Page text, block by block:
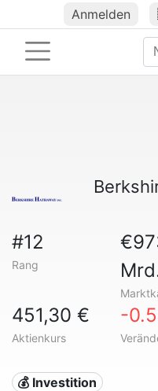
Anmelden
#12
Rang
451,30 €
Aktienkurs
-
💰 Investition